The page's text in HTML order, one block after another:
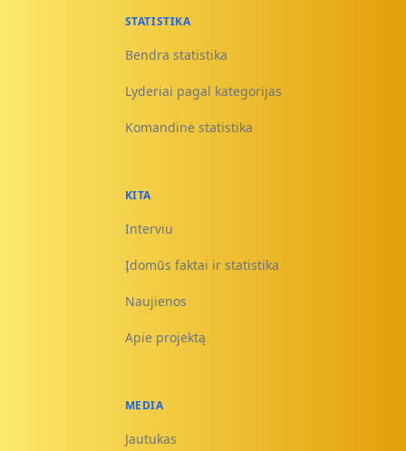
STATISTIKA
Bendra statistika
Lyderiai pagal kategorijas
Komandinė statistika
KITA
Interviu
Įdomūs faktai ir statistika
Naujienos
Apie projektą
MEDIA
Jautukas